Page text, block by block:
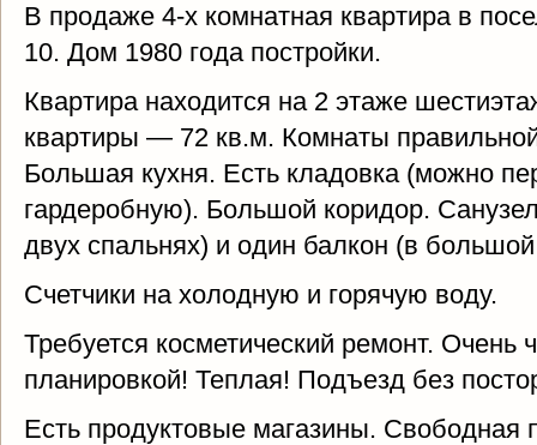
В продаже 4-х комнатная квартира в
10. Дом 1980 года постройки.
Квартира находится на 2 этаже
квартиры — 72 кв.м. Комнаты
Большая кухня. Есть кладовка (можно
гардеробную). Большой коридор.
двух спальнях) и один балкон (в
Счетчики на холодную и горячую воду.
Требуется косметический ремонт. Очень
планировкой! Теплая! Подъезд без
Есть продуктовые магазины. Свободная